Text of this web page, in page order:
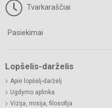
Tvarkaraščiai
Pasiekimai
Lopšelis-darželis
Apie lopšelį-darželį
Ugdymo aplinka
Vizija, misija, filosofija